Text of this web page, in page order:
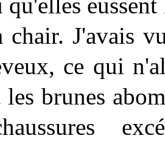
chair. J'avais
ce qui
les brunes